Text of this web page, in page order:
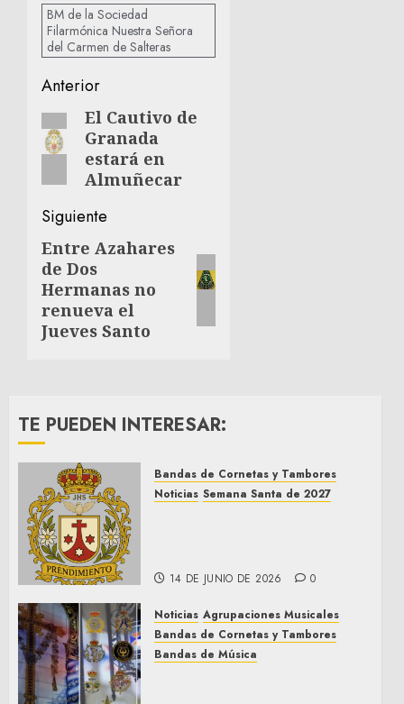
BM de la Sociedad
Filarmónica Nuestra Señora
del Carmen de Salteras
Navegación
de
entradas
Anterior
Entrada
anterior:
El Cautivo de
Granada
estará en
Almuñecar
Siguiente
Siguiente
entrada:
Entre Azahares
de Dos
Hermanas no
renueva el
Jueves Santo
TE PUEDEN INTERESAR:
Bandas de Cornetas y Tambores
Noticias Semana Santa de 2027
14 DE JUNIO DE 2026 0
Noticias Agrupaciones Musicales
Bandas de Cornetas y Tambores
Bandas de Música